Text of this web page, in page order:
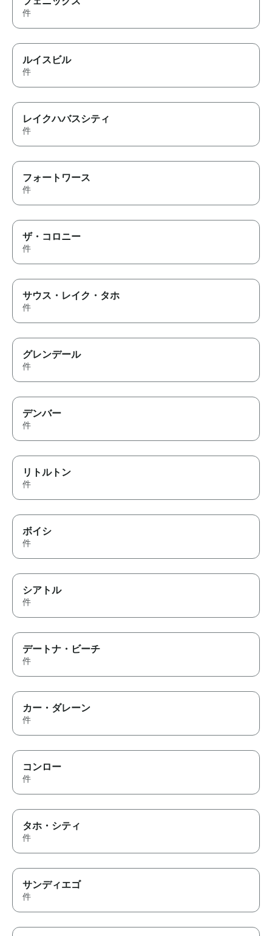
件
ルイスビル
件
レイクハバスシティ
件
フォートワース
件
ザ・コロニー
件
サウス・レイク・タホ
件
グレンデール
件
デンバー
件
リトルトン
件
ボイシ
件
シアトル
件
デートナ・ビーチ
件
カー・ダレーン
件
コンロー
件
タホ・シティ
件
サンディエゴ
件